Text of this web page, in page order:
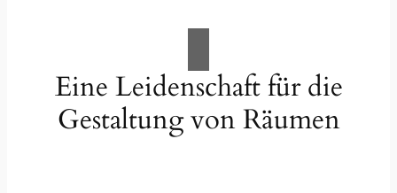
Eine Leidenschaft für die
Gestaltung von Räumen